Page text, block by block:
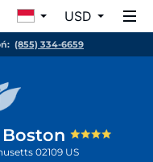
USD
(855) 334-6659
02109 US